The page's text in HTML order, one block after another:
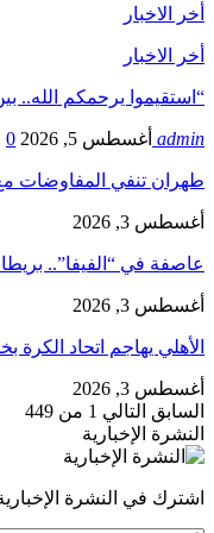
أخر الاخبار
أخر الاخبار
“استقيموا يرحمكم الله..
admin أغسطس 5, 2026 0
طهران تنفي المفاوضات
أغسطس 3, 2026
عاصفة في “الفيفا”..
أغسطس 3, 2026
الأهلي يهاجم اتحاد
أغسطس 3, 2026
السابق التالي 1 من 449
النشرة الإخبارية
اشترك في النشرة